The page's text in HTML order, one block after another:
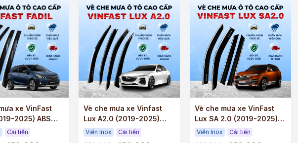
xe VinFast
2025) ABS
Inox
Cải tiến
Vè che mưa xe Vinfast
Lux A2.0 (2019-2025)
ABS cao cấp viền Inox
Viền Inox Cải tiến
Vè che mưa xe VinFast
Lux SA 2.0 (2019-2025)
ABS cao cấp viền Inox
Viền Inox Cải tiến